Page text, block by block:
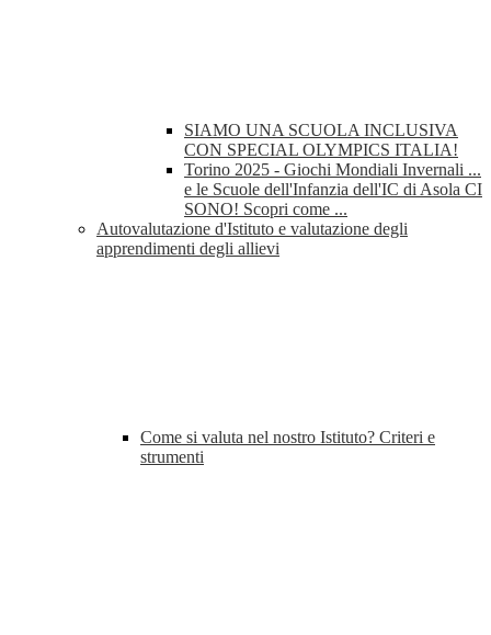
SIAMO UNA SCUOLA INCLUSIVA
CON SPECIAL OLYMPICS ITALIA!
Torino 2025 - Giochi Mondiali Invernali ...
e le Scuole dell'Infanzia dell'IC di Asola CI
SONO! Scopri come ...
Autovalutazione d'Istituto e valutazione degli
apprendimenti degli allievi
Come si valuta nel nostro Istituto? Criteri e
strumenti